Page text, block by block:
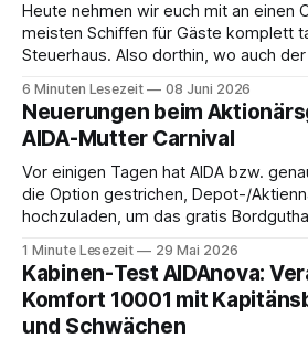
Heute nehmen wir euch mit an einen
meisten Schiffen für Gäste komplett
Steuerhaus. Also dorthin, wo auch
Saxonia ging es zur Mittagszeit von
– und wir durften für ein
6 Minuten Lesezeit 08 Juni 2026
Neuerungen beim
AIDA-Mutter Carnival
Vor einigen Tagen hat AIDA bzw.
die Option gestrichen, Depot-/
hochzuladen, um das gratis
werden, um das Bordguthaben zu
einiger Zeit wurde zudem die
Bordguthaben per
1 Minute Lesezeit 29 Mai 2026
Kabinen-Test AIDAnova:
Komfort 10001 mit
und Schwächen